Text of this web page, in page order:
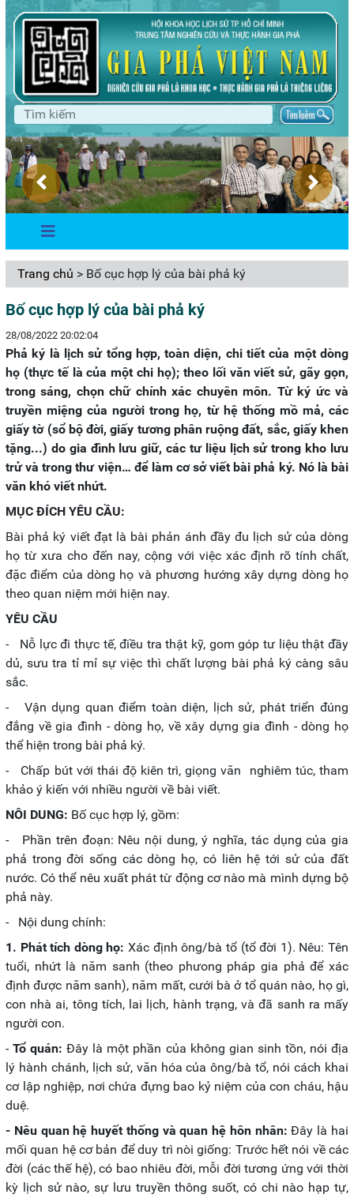
Trang chủ > Bố cục hợp lý của bài phả ký
Bố cục hợp lý của bài phả ký
28/08/2022 20:02:04
Phả ký là lịch sử tổng hợp, toàn diện, chi tiết của một dòng
họ (thực tế là của một chi họ); theo lối văn viết sử, gãy gọn,
trong sáng, chọn chữ chính xác chuyên môn. Từ ký ức và
truyền miệng của người trong họ, từ hệ thống mồ mả, các
giấy tờ (sổ bộ đời, giấy tương phân ruộng đất, sắc, giấy khen
tặng...) do gia đình lưu giữ, các tư liệu lịch sử trong kho lưu
trử và trong thư viện… để làm cơ sở viết bài phả ký. Nó là bài
văn khó viết nhứt.
MỤC ĐÍCH YÊU CẦU:
Bài phả ký viết đạt là bài phản ánh đầy đu lịch sử của dòng
họ từ xưa cho đến nay, cộng với việc xác định rõ tính chất,
đặc điểm của dòng họ và phương hướng xây dựng dòng họ
theo quan niệm mới hiện nay.
YÊU CẦU
- Nỗ lực đi thực tế, điều tra thật kỹ, gom góp tư liệu thật đầy
dủ, sưu tra tỉ mỉ sự việc thì chất lượng bài phả ký càng sâu
sắc.
- Vận dụng quan điểm toàn diện, lịch sử, phát triển đúng
đắng về gia đình - dòng họ, về xây dựng gia đình - dòng họ
thể hiện trong bài phả ký.
- Chấp bút với thái độ kiên trì, giọng văn nghiêm túc, tham
khảo ý kiến với nhiều người về bài viết.
NÔI DUNG: Bố cục hợp lý, gồm:
- Phần trên đoạn: Nêu nội dung, ý nghĩa, tác dụng của gia
phả trong đời sống các dòng họ, có liên hệ tới sử của đất
nước. Có thể nêu xuất phát từ động cơ nào mà mình dựng bộ
phả này.
- Nội dung chính:
1. Phát tích dòng họ: Xác định ông/bà tổ (tổ đời 1). Nêu: Tên
tuổi, nhứt là năm sanh (theo phưong pháp gia phả để xác
định được năm sanh), năm mất, cưới bà ở tổ quán nào, họ gì,
con nhà ai, tông tích, lai lịch, hành trạng, và đã sanh ra mấy
người con.
-Tổ quán: Đây là một phần của không gian sinh tồn, nói địa
lý hành chánh, lịch sử, văn hóa của ông/bà tổ, nói cách khai
cơ lập nghiệp, nơi chứa đựng bao kỷ niệm của con cháu, hậu
duệ.
- Nêu quan hệ huyết thống và quan hệ hôn nhân: Đây là hai
mối quan hệ cơ bản để duy trì nòi giống: Trước hết nói về các
đời (các thế hệ), có bao nhiêu đời, mỗi đời tương ứng với thời
kỳ lịch sử nào, sự lưu truyền thông suốt, có chi nào hạp tự,